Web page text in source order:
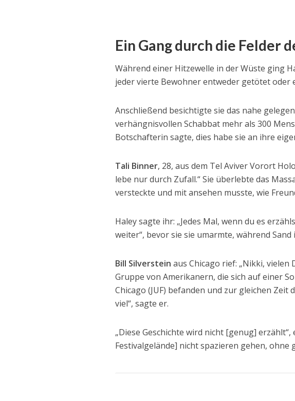
Ein Gang durch die Felder
Während einer Hitzewelle in der Wüste ging
jeder vierte Bewohner entweder getötet oder
Anschließend besichtigte sie das nahe
verhängnisvollen Schabbat mehr als 300
Botschafterin sagte, dies habe sie an ihre
Tali Binner, 28, aus dem Tel Aviver Vorort
lebe nur durch Zufall.“ Sie überlebte das
versteckte und mit ansehen musste, wie
Haley sagte ihr: „Jedes Mal, wenn du es
weiter“, bevor sie sie umarmte, während
Bill Silverstein aus Chicago rief: „Nikki, vielen
Gruppe von Amerikanern, die sich auf einer
Chicago (JUF) befanden und zur gleichen
viel“, sagte er.
„Diese Geschichte wird nicht [genug]
Festivalgelände] nicht spazieren gehen, ohne